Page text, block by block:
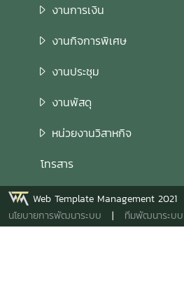
งานการเงิน
งานกิจการพิเศษ
งานประชุม
งานพัสดุ
หน่วยงานวิสาหกิจ
โทรสาร
Web Template Management 2021
นโยบายการพัฒนาระบบ | ทีมพัฒนาระบบ